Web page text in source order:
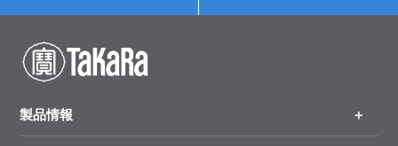
製品情報